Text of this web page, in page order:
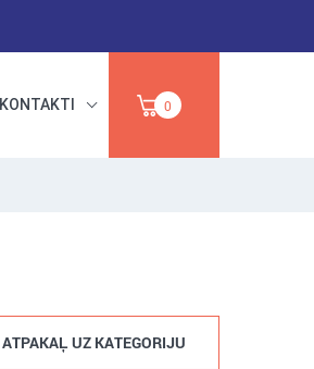
KONTAKTI 0
ATPAKAĻ UZ KATEGORIJU